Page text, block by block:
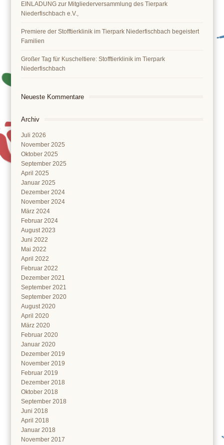
EINLADUNG zur Mitgliederversammlung des Tierpark
Niederfischbach e.V.,
Premiere der Stofftierklinik im Tierpark Niederfischbach begeistert
Familien
Großer Tag für Kuscheltiere: Stofftierklinik im Tierpark
Niederfischbach
Neueste Kommentare
Archiv
Juli 2026
November 2025
Oktober 2025
September 2025
April 2025
Januar 2025
Dezember 2024
November 2024
März 2024
Februar 2024
August 2023
Juni 2022
Mai 2022
April 2022
Februar 2022
Dezember 2021
September 2021
September 2020
August 2020
April 2020
März 2020
Februar 2020
Januar 2020
Dezember 2019
November 2019
Februar 2019
Dezember 2018
Oktober 2018
September 2018
Juni 2018
April 2018
Januar 2018
November 2017